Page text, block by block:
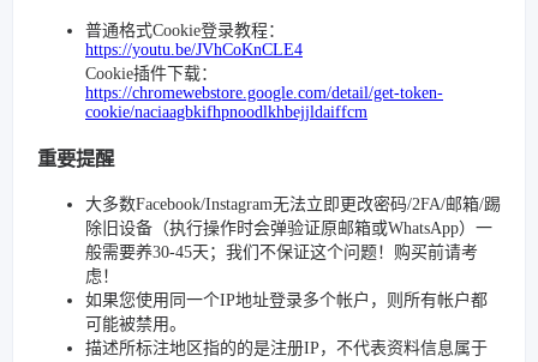
普通格式Cookie登录教程：
https://youtu.be/JVhCoKnCLE4
Cookie插件下载：
https://chromewebstore.google.com/detail/get-token-
cookie/naciaagbkifhpnoodlkhbejjldaiffcm
重要提醒
大多数Facebook/Instagram无法立即更改密码/2FA/邮箱/踢
除旧设备（执行操作时会弹验证原邮箱或WhatsApp）一
般需要养30-45天；我们不保证这个问题！购买前请考
虑！
如果您使用同一个IP地址登录多个帐户，则所有帐户都
可能被禁用。
描述所标注地区指的的是注册IP，不代表资料信息属于